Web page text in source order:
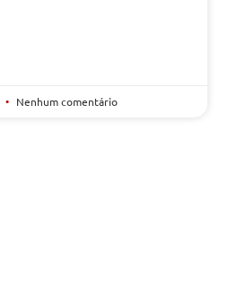
Nenhum comentário